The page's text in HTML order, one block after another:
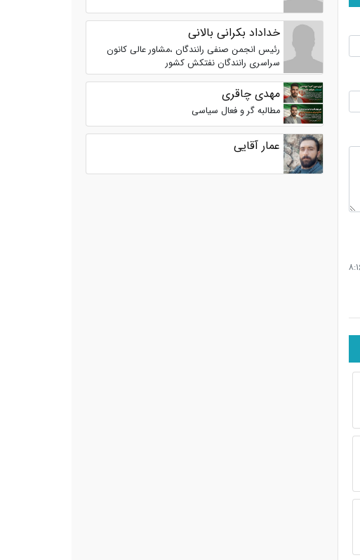
خداداد بکرانی بالانی
رئیس انجمن صنفی رانندگان ،مشاور عالی کانون
سراسری رانندگان نفتکش کشور
مهدی چاقری
مطالبه گر و فعال سیاسی
عمار آقایی